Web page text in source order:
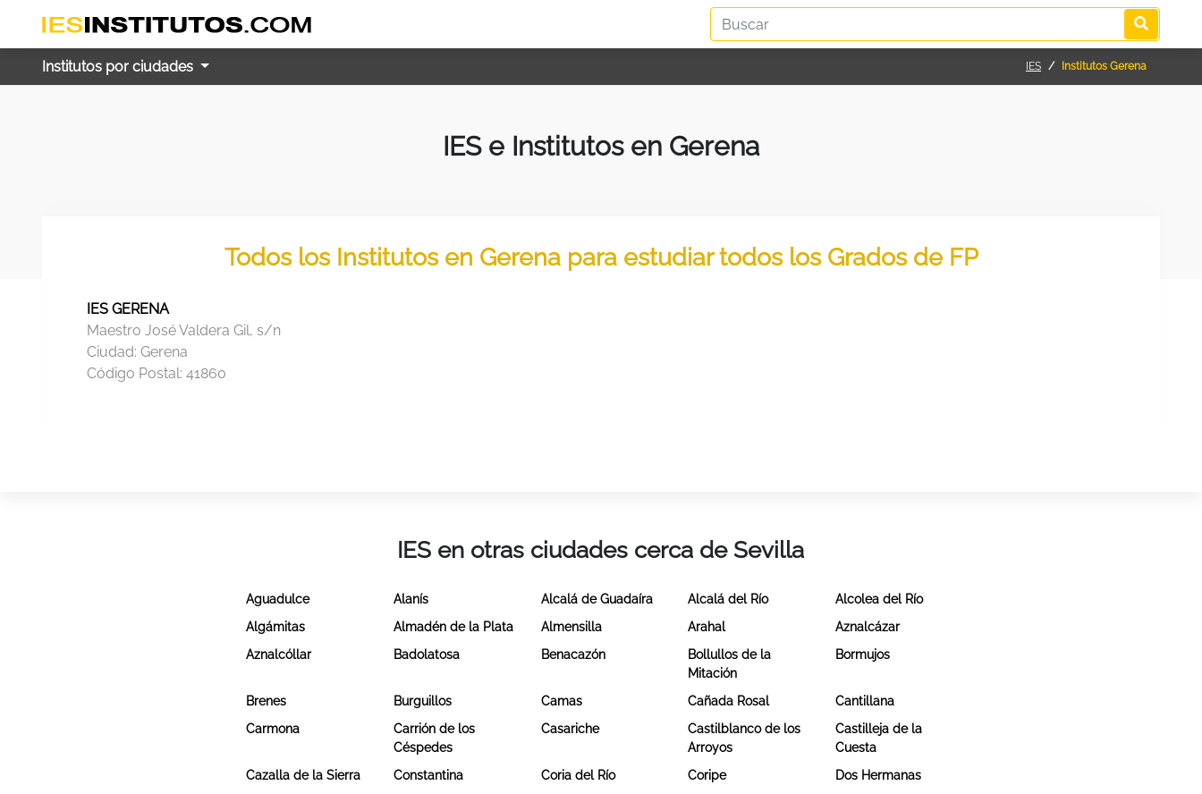
Institutos por ciudades IES Institutos Gerena
IES e Institutos en Gerena
Todos los Institutos en Gerena para estudiar todos los Grados de FP
IES GERENA
Maestro José Valdera Gil, s/n
Ciudad: Gerena
Código Postal: 41860
IES en otras ciudades cerca de Sevilla
Aguadulce Alanís Alcalá de Guadaíra Alcalá del Río
Alcolea del Río
Algámitas
Almadén de la Plata Almensilla Arahal
Aznalcázar
Aznalcóllar
Badolatosa Benacazón
Bollullos de la
Mitación
Bormujos
Brenes Burguillos Camas Cañada Rosal
Cantillana
Carmona
Carrión de los
Céspedes
Casariche
Castilblanco de los
Arroyos
Castilleja de la
Cuesta
Cazalla de la Sierra
Constantina Coria del Río Coripe
Dos Hermanas